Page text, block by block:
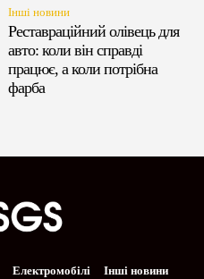
Інші новини
Реставраційний олівець для
авто: коли він справді
працює, а коли потрібна
фарба
Електромобілі Інші новини